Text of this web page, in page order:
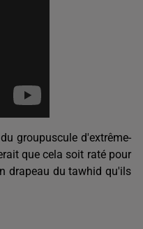
groupuscule d'extrême-
que cela soit raté pour
drapeau du tawhid qu'ils